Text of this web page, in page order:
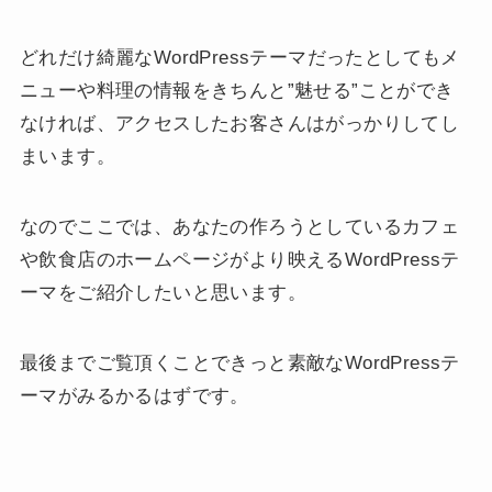
どれだけ綺麗なWordPressテーマだったとしてもメ
ニューや料理の情報をきちんと”魅せる”ことができ
なければ、アクセスしたお客さんはがっかりしてし
まいます。
なのでここでは、あなたの作ろうとしているカフェ
や飲食店のホームページがより映えるWordPressテ
ーマをご紹介したいと思います。
最後までご覧頂くことできっと素敵なWordPressテ
ーマがみるかるはずです。